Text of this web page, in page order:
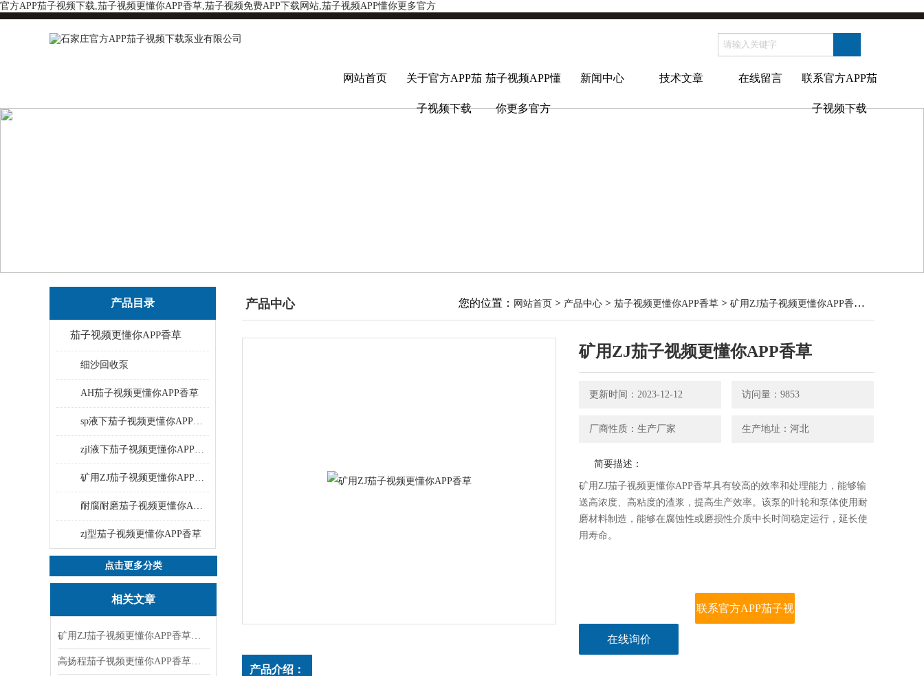
官方APP茄子视频下载,茄子视频更懂你APP香草,茄子视频免费APP下载网站,茄子视频APP懂你更多官方
网站首页 关于官方APP茄
子视频下载
茄子视频APP懂
你更多官方
新闻中心 技术文章 在线留言 联系官方APP茄
子视频下载
产品目录
茄子视频更懂你APP香草
细沙回收泵
AH茄子视频更懂你APP香草
sp液下茄子视频更懂你APP香草
zjl液下茄子视频更懂你APP香草
矿用ZJ茄子视频更懂你APP香草
耐腐耐磨茄子视频更懂你APP香草
zj型茄子视频更懂你APP香草
点击更多分类
相关文章
矿用ZJ茄子视频更懂你APP香草：矿山排水与物料输送的坚实力量
高扬程茄子视频更懂你APP香草在污泥处理中的关键作用
产品中心 您的位置： 网站首页 > 产品中心 > 茄子视频更懂你APP香草 > 矿用ZJ茄子视频更懂你APP香草 > 矿用ZJ茄
矿用ZJ茄子视频更懂你APP香草
更新时间：2023-12-12 访问量：9853
厂商性质：生产厂家 生产地址：河北
简要描述：
矿用ZJ茄子视频更懂你APP香草具有较高的效率和处理能力，能够输
送高浓度、高粘度的渣浆，提高生产效率。该泵的叶轮和泵体使用耐
磨材料制造，能够在腐蚀性或磨损性介质中长时间稳定运行，延长使
用寿命。
在线询价
联系官方APP茄子视
产品介绍：